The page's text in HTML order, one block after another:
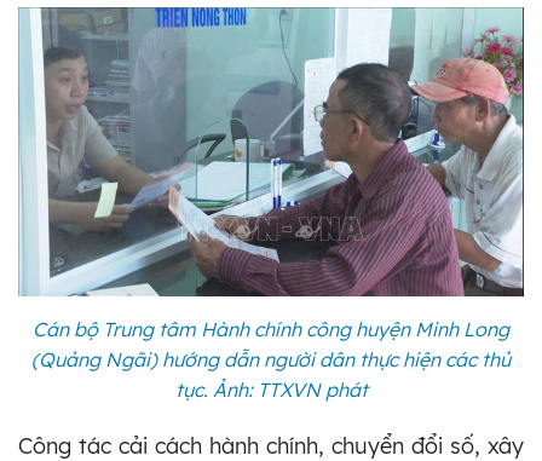
Cán bộ Trung tâm Hành chính công huyện Minh Long
(Quảng Ngãi) hướng dẫn người dân thực hiện các thủ
tục. Ảnh: TTXVN phát
Công tác cải cách hành chính, chuyển đổi số, xây